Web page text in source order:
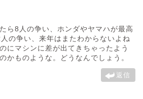
ら8人の争い、ホンダやヤマハが最高
の争い、来年はまたわからないよね
にマシンに差が出てきちゃったよう
かものような。どうなんでしょう。
返信